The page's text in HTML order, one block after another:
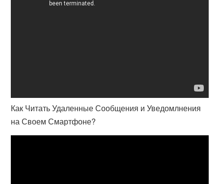
Как Читать Удаленные Сообщения и Уведомлнения
на Своем Смартфоне?